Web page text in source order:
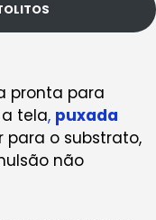
pronta para
tela, puxada
para o substrato,
não